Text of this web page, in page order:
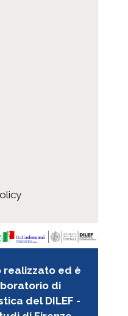
Antonio a
Editeur a
a Tommaseo ,
Ottavio a
a Tommaseo,
realizzato ed è
di
del DILEF -